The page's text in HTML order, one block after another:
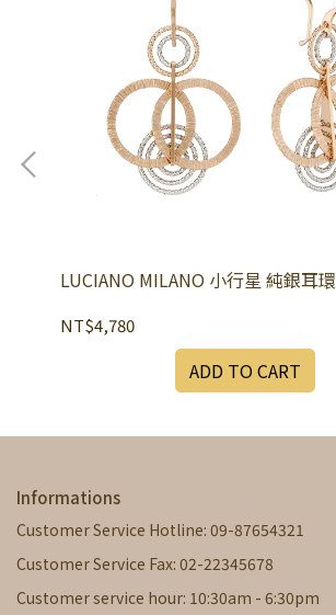
LUCIANO MILANO 小行星 純銀耳環
NT$4,780
ADD TO CART
Informations
Customer Service Hotline: 09-87654321
Customer Service Fax: 02-22345678
Customer service hour: 10:30am - 6:30pm